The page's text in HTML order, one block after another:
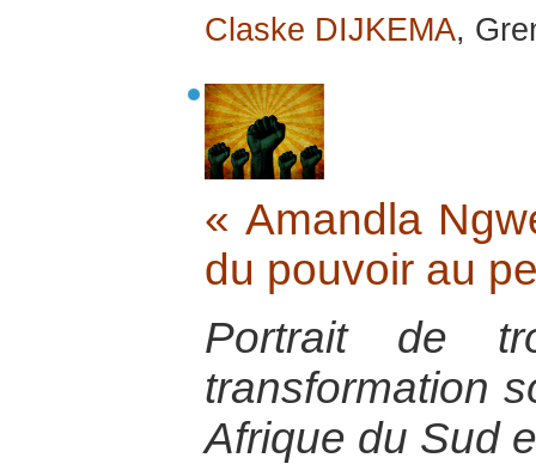
Claske DIJKEMA,
« Amandla
du pouvoir au
Portrait de
transformation
Afrique du Sud